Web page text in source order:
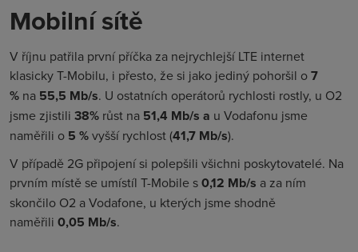
Mobilní sítě
V říjnu patřila první příčka za nejrychlejší LTE internet
klasicky T-Mobilu, i přesto, že si jako jediný pohoršil o7
% na 55,5 Mb/s. U ostatních operátorů rychlosti rostly, u O2
jsme zjistili 38% růst na 51,4 Mb/s a u Vodafonu jsme
naměřili o 5 %vyšší rychlost (41,7 Mb/s).
V případě 2G připojení si polepšili všichni poskytovatelé. Na
prvním místě se umístíl T-Mobile s0,12 Mb/s a za ním
skončilo O2 a Vodafone, u kterých jsme shodně
naměřili 0,05 Mb/s.